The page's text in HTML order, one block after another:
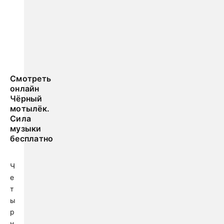
Смотреть
онлайн
Чёрный
мотылёк.
Сила
музыки
бесплатно
Ч
е
т
ы
р